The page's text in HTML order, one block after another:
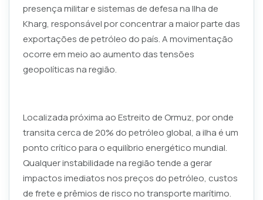
presença militar e sistemas de defesa na Ilha de
Kharg, responsável por concentrar a maior parte das
exportações de petróleo do país. A movimentação
ocorre em meio ao aumento das tensões
geopolíticas na região.
Localizada próxima ao Estreito de Ormuz, por onde
transita cerca de 20% do petróleo global, a ilha é um
ponto crítico para o equilíbrio energético mundial.
Qualquer instabilidade na região tende a gerar
impactos imediatos nos preços do petróleo, custos
de frete e prêmios de risco no transporte marítimo.